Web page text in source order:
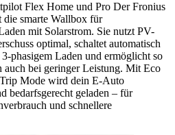
Flex Home und Pro Der Fronius
smarte Wallbox für
mit Solarstrom. Sie nutzt PV-
optimal, schaltet automatisch
phasigem Laden und ermöglicht so
auch bei geringer Leistung. Mit Eco
Mode wird dein E-Auto
bedarfsgerecht geladen – für
und schnellere